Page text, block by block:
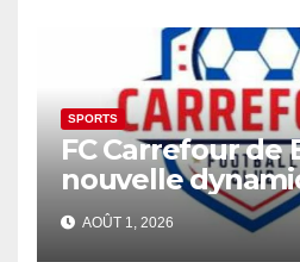
SPORTS
FC Carrefour de
nouvelle
service de la
sport
AOÛT 1, 2026